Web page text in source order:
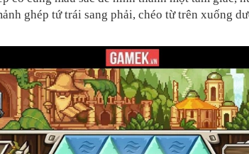
ghép tứ trái sang phải, chéo từ trên xuống